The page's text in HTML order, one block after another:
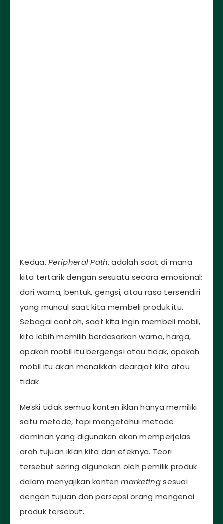
Kedua,Peripheral Path, adalah saat di mana
kita tertarik dengan sesuatu secara emosional;
dari warna, bentuk, gengsi, atau rasa tersendiri
yang muncul saat kita membeli produk itu.
Sebagai contoh, saat kita ingin membeli mobil,
kita lebih memilih berdasarkan warna, harga,
apakah mobil itu bergengsi atau tidak, apakah
mobil itu akan menaikkan dearajat kita atau
tidak.
Meski tidak semua konten iklan hanya memiliki
satu metode, tapi mengetahui metode
dominan yang digunakan akan memperjelas
arah tujuan iklan kita dan efeknya. Teori
tersebut sering digunakan oleh pemilik produk
dalam menyajikan kontenmarketingsesuai
dengan tujuan dan persepsi orang mengenai
produk tersebut.